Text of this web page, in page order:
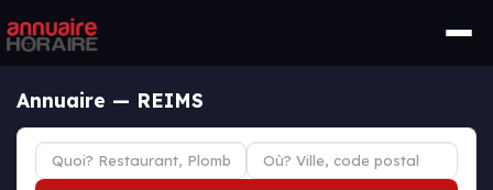
Annuaire — REIMS